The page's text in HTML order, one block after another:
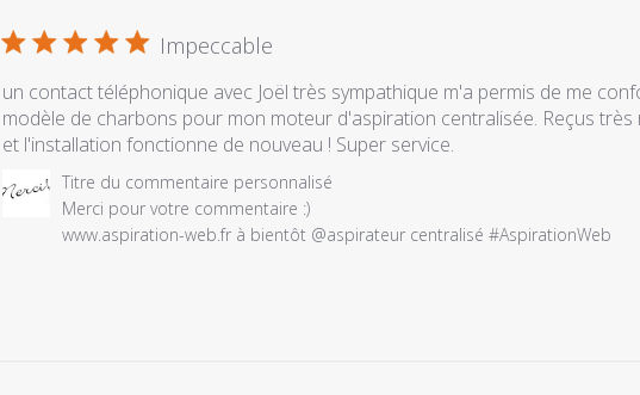
personnalisé
le
Thu
Jun
11
Impeccable
un contact téléphonique avec Joël très sympathique m'a permis de me
modèle de charbons pour mon moteur d'aspiration centralisée. Reçus
et l'installation fonctionne de nouveau ! Super service.
Commentaires
du
propriétaire
Titre du commentaire personnalisé
Merci pour votre commentaire :)
www.aspiration-web.fr à bientôt @aspirateur centralisé #AspirationWeb